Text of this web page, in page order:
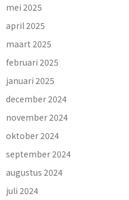
mei 2025
april 2025
maart 2025
februari 2025
januari 2025
december 2024
november 2024
oktober 2024
september 2024
augustus 2024
juli 2024